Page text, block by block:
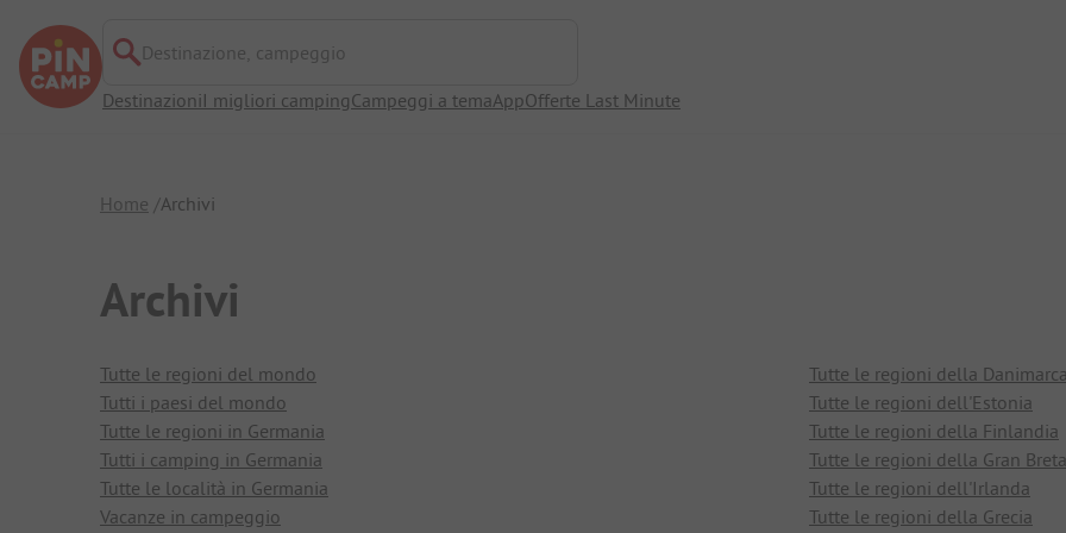
Destinazione, campeggio
DestinazioniI migliori campingCampeggi a temaAppOfferte Last Minute
Home Archivi
Archivi
Tutte le regioni del mondo
Tutti i paesi del mondo
Tutte le regioni in Germania
Tutti i camping in Germania
Tutte le località in Germania
Vacanze in campeggio
Tutte le regioni della Danimarca
Tutte le regioni dell'Estonia
Tutte le regioni della Finlandia
Tutte le regioni della Gran
Tutte le regioni dell'Irlanda
Tutte le regioni della Grecia